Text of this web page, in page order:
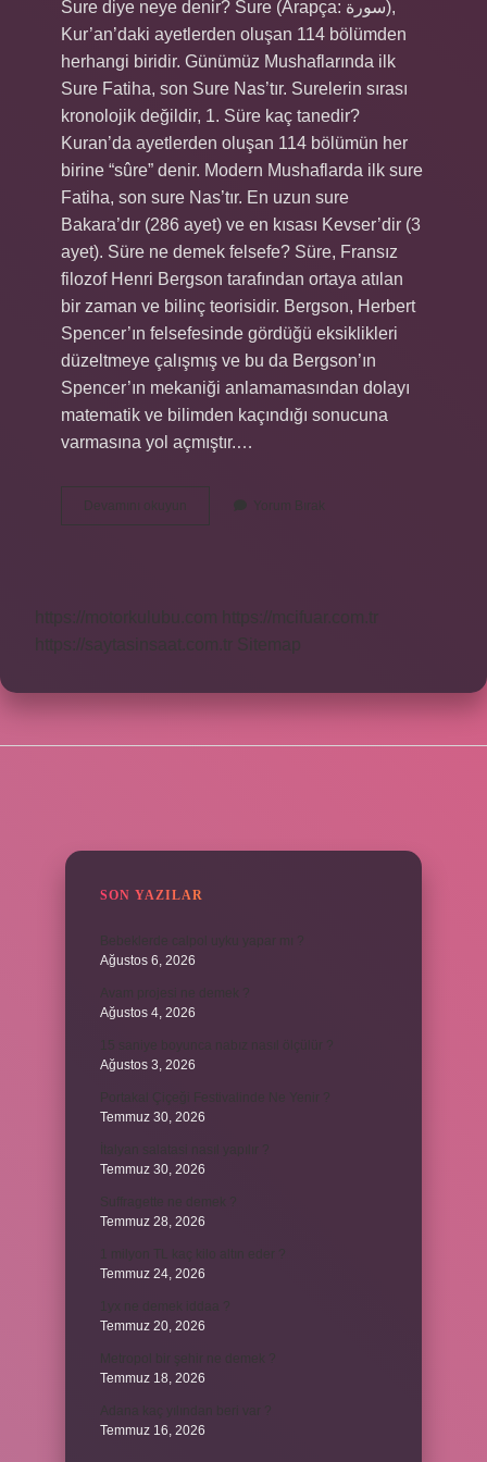
Sure diye neye denir? Sure (Arapça: سورة),
Kur’an’daki ayetlerden oluşan 114 bölümden
herhangi biridir. Günümüz Mushaflarında ilk
Sure Fatiha, son Sure Nas’tır. Surelerin sırası
kronolojik değildir, 1. Süre kaç tanedir?
Kuran’da ayetlerden oluşan 114 bölümün her
birine “sûre” denir. Modern Mushaflarda ilk sure
Fatiha, son sure Nas’tır. En uzun sure
Bakara’dır (286 ayet) ve en kısası Kevser’dir (3
ayet). Süre ne demek felsefe? Süre, Fransız
filozof Henri Bergson tarafından ortaya atılan
bir zaman ve bilinç teorisidir. Bergson, Herbert
Spencer’ın felsefesinde gördüğü eksiklikleri
düzeltmeye çalışmış ve bu da Bergson’ın
Spencer’ın mekaniği anlamamasından dolayı
matematik ve bilimden kaçındığı sonucuna
varmasına yol açmıştır.…
Devamını okuyun
Ne
Yorum Bırak
https://motorkulubu.com
https://mcifuar.com.tr
https://saytasinsaat.com.tr Sitemap
SON YAZILAR
Bebeklerde calpol uyku yapar mı ?
Ağustos 6, 2026
Ağustos 4, 2026
Ağustos 3, 2026
Temmuz 30, 2026
Temmuz 30, 2026
Temmuz 28, 2026
Temmuz 24, 2026
Temmuz 20, 2026
Temmuz 18, 2026
Temmuz 16, 2026